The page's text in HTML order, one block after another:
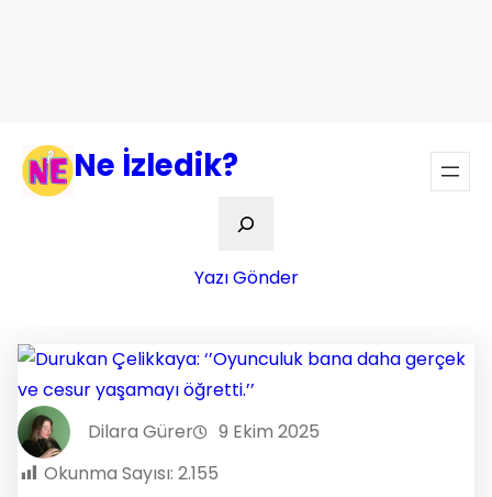
Ne İzledik?
Ara
Yazı Gönder
Dilara Gürer
9 Ekim 2025
Okunma Sayısı: 2.155